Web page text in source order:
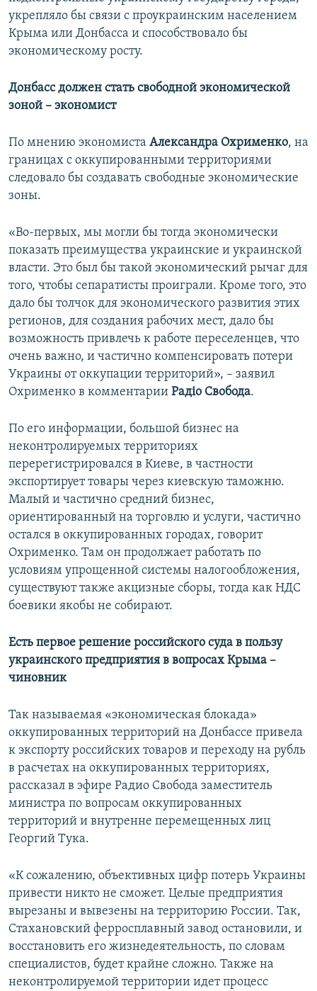
укрепляло бы связи с проукраинским населением
Крыма или Донбасса и способствовало бы
экономическому росту.
Донбасс должен стать свободной экономической
зоной – экономист
По мнению экономиста Александра Охрименко, на
границах с оккупированными территориями
следовало бы создавать свободные экономические
зоны.
«Во-первых, мы могли бы тогда экономически
показать преимущества украинские и украинской
власти. Это был бы такой экономический рычаг для
того, чтобы сепаратисты проиграли. Кроме того, это
дало бы толчок для экономического развития этих
регионов, для создания рабочих мест, дало бы
возможность привлечь к работе переселенцев, что
очень важно, и частично компенсировать потери
Украины от оккупации территорий», – заявил
Охрименко в комментарии Радіо Свобода.
По его информации, большой бизнес на
неконтролируемых территориях
перерегистрировался в Киеве, в частности
экспортирует товары через киевскую таможню.
Малый и частично средний бизнес,
ориентированный на торговлю и услуги, частично
остался в оккупированных городах, говорит
Охрименко. Там он продолжает работать по
условиям упрощенной системы налогообложения,
существуют также акцизные сборы, тогда как НДС
боевики якобы не собирают.
Есть первое решение российского суда в пользу
украинского предприятия в вопросах Крыма –
чиновник
Так называемая «экономическая блокада»
оккупированных территорий на Донбассе привела
к экспорту российских товаров и переходу на рубль
в расчетах на оккупированных территориях,
рассказал в эфире Радио Свобода заместитель
министра по вопросам оккупированных
территорий и внутренне перемещенных лиц
Георгий Тука.
«К сожалению, объективных цифр потерь Украины
привести никто не сможет. Целые предприятия
вырезаны и вывезены на территорию России. Так,
Стахановский ферросплавный завод остановили, и
восстановить его жизнедеятельность, по словам
специалистов, будет крайне сложно. Также на
неконтролируемой территории идет процесс